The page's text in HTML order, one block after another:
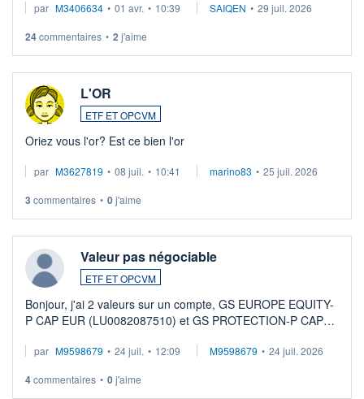
par M3406634 • 01 avr. • 10:39 SAIQEN • 29 juil. 2026
24commentaires • 2 j'aime
L'OR
ETF ET OPCVM
Oriez vous l'or? Est ce bien l'or
par M3627819 • 08 juil. • 10:41 marino83 • 25 juil. 2026
3 commentaires • 0j'aime
Valeur pas négociable
ETF ET OPCVM
Bonjour, j'ai 2 valeurs sur un compte, GS EUROPE EQUITY-
P CAP EUR (LU0082087510) et GS PROTECTION-P CAP
veux procéder à la vente, on me signale ...
par M9598679 • 24 juil. • 12:09 M9598679 • 24 juil. 2026
4commentaires • 0j'aime